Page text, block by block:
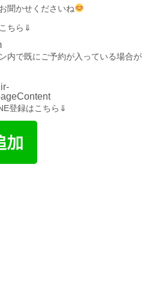
聞かせくださいね
ちら⇓
ン内で既にご予約が入っている場合が
登録はこちら⇓